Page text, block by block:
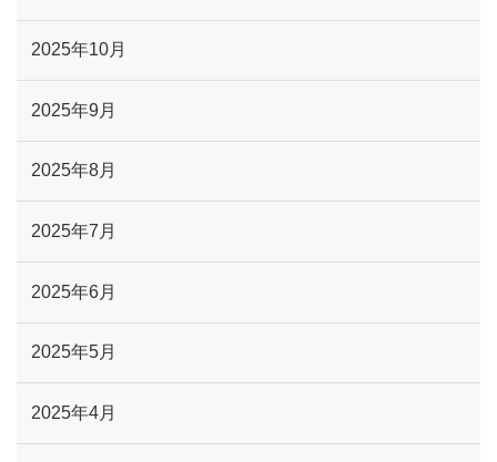
2025年10月
2025年9月
2025年8月
2025年7月
2025年6月
2025年5月
2025年4月